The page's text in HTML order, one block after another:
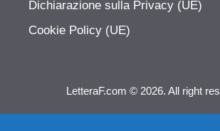
Dichiarazione sulla Privacy (UE)
Cookie Policy (UE)
LetteraF.com © 2026. All right